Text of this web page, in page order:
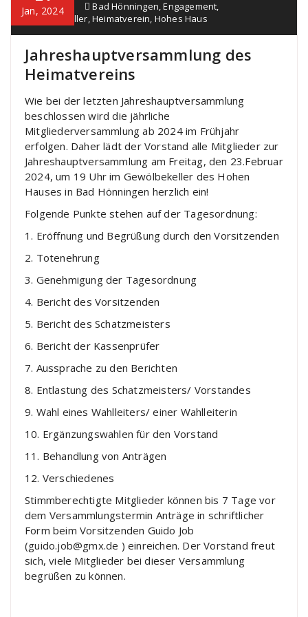
Jan, 2024
Hönningen Bad Hönningen,Engagement,
Gewölbekeller,Heimatverein, Hohes Haus
Jahreshauptversammlung des
Heimatvereins
Wie bei der letzten Jahreshauptversammlung
beschlossen wird die jährliche
Mitgliederversammlung ab 2024 im Frühjahr
erfolgen. Daher lädt der Vorstand alle Mitglieder zur
Jahreshauptversammlung am Freitag, den 23.Februar
2024, um 19 Uhr im Gewölbekeller des Hohen
Hauses in Bad Hönningen herzlich ein!
Folgende Punkte stehen auf der Tagesordnung:
1. Eröffnung und Begrüßung durch den Vorsitzenden
2. Totenehrung
3. Genehmigung der Tagesordnung
4. Bericht des Vorsitzenden
5. Bericht des Schatzmeisters
6. Bericht der Kassenprüfer
7. Aussprache zu den Berichten
8. Entlastung des Schatzmeisters/ Vorstandes
9. Wahl eines Wahlleiters/ einer Wahlleiterin
10. Ergänzungswahlen für den Vorstand
11. Behandlung von Anträgen
12. Verschiedenes
Stimmberechtigte Mitglieder können bis 7 Tage vor
dem Versammlungstermin Anträge in schriftlicher
Form beim Vorsitzenden Guido Job
(guido.job@gmx.de ) einreichen. Der Vorstand freut
sich, viele Mitglieder bei dieser Versammlung
begrüßen zu können.